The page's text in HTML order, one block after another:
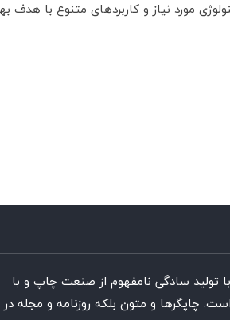
مورد نیاز و کاربردهای متنوع با هدف
تولید سادگی نامفهوم از صنعت چاپ و با
چاپگرها و متون بلکه روزنامه و مجله در